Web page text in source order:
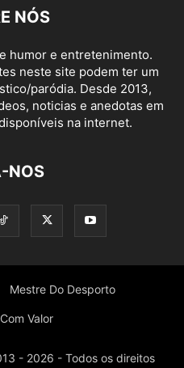
NÓS
humor e entretenimento.
neste site podem ter um
paródia. Desde 2013,
noticias e anedotas em
na internet.
NOS
Mestre Do Desporto
Valor
- 2026 - Todos os direitos